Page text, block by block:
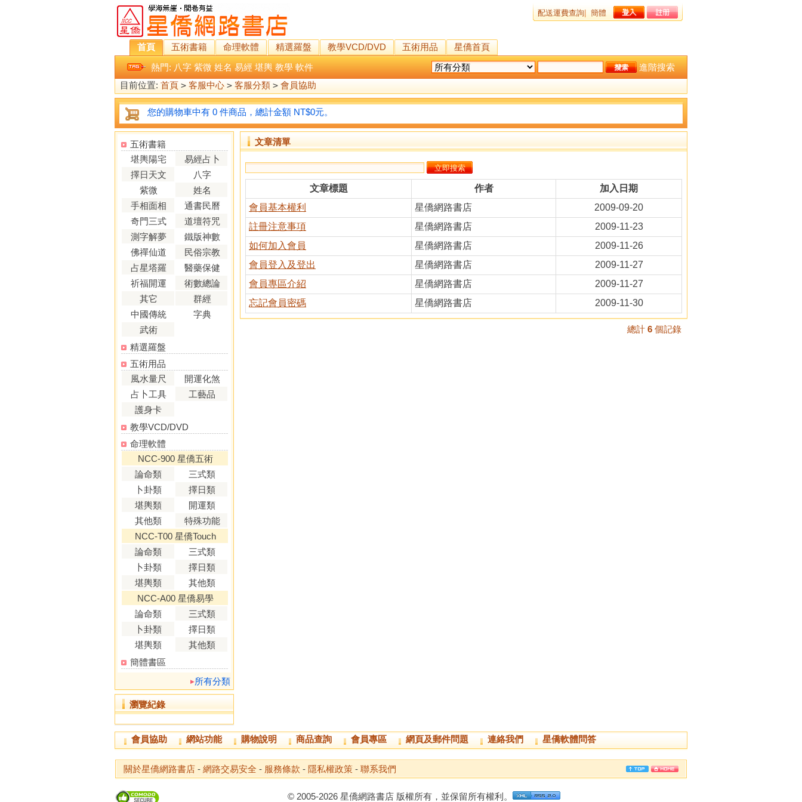
配送運費查詢 簡體
首頁 五術書籍 命理軟體 精選羅盤 教學VCD/DVD 五術用品
星僑首頁
熱門: 八字 紫微 姓名 易經 堪輿 教學 軟件
進階搜索
目前位置: 首頁 > 客服中心 > 客服分類 > 會員協助
您的購物車中有 0 件商品，總計金額 NT$0元。
五術書籍
堪輿陽宅
易經占卜
擇日天文
八字
紫微
姓名
手相面相
通書民曆
奇門三式
道壇符咒
測字解夢
鐵版神數
佛禪仙道
民俗宗教
占星塔羅
醫藥保健
祈福開運
術數總論
其它
群經
中國傳統
字典
武術
精選羅盤
五術用品
風水量尺
開運化煞
占卜工具
工藝品
護身卡
教學VCD/DVD
命理軟體
NCC-900 星僑五術
論命類
三式類
卜卦類
擇日類
堪輿類
開運類
其他類
特殊功能
NCC-T00 星僑Touch
論命類
三式類
卜卦類
擇日類
堪輿類
其他類
NCC-A00 星僑易學
論命類
三式類
卜卦類
擇日類
堪輿類
其他類
簡體書區
所有分類
瀏覽紀錄
文章清單
文章標題 作者
加入日期
會員基本權利
星僑網路書店
2009-09-20
註冊注意事項
星僑網路書店
2009-11-23
如何加入會員
星僑網路書店
2009-11-26
會員登入及登出
星僑網路書店
2009-11-27
會員專區介紹
星僑網路書店
2009-11-27
忘記會員密碼
星僑網路書店 2009-11-30
總計 6 個記錄
會員協助 網站功能 購物說明 商品查詢 會員專區 網頁及郵件問題 連絡我們 星僑軟體問答
關於星僑網路書店 - 網路交易安全 - 服務條款 - 隱私權政策 - 聯系我們
© 2005-2026 星僑網路書店 版權所有，並保留所有權利。